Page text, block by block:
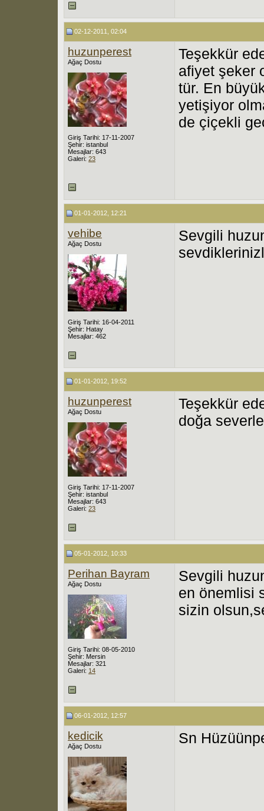
02-12-2011, 02:04
huzunperest
Ağaç Dostu
Giriş Tarihi: 17-11-2007
Şehir: istanbul
Mesajlar: 643
Galeri: 23
Teşekkür
afiyet şeker
tür. En
yetişiyor
de çiçekli
01-01-2012, 12:21
vehibe
Ağaç Dostu
Giriş Tarihi: 16-04-2011
Şehir: Hatay
Mesajlar: 462
Sevgili
01-01-2012, 19:52
huzunperest
Ağaç Dostu
Giriş Tarihi: 17-11-2007
Şehir: istanbul
Mesajlar: 643
Galeri: 23
Teşekkür
doğa
05-01-2012, 10:33
Perihan Bayram
Ağaç Dostu
Giriş Tarihi: 08-05-2010
Şehir: Mersin
Mesajlar: 321
Galeri: 14
Sevgili
en önemlisi
sizin
06-01-2012, 12:57
kedicik
Ağaç Dostu Sn